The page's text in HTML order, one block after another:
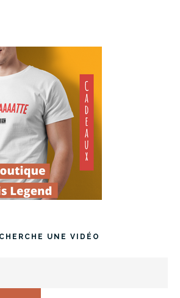
UNE VIDÉO